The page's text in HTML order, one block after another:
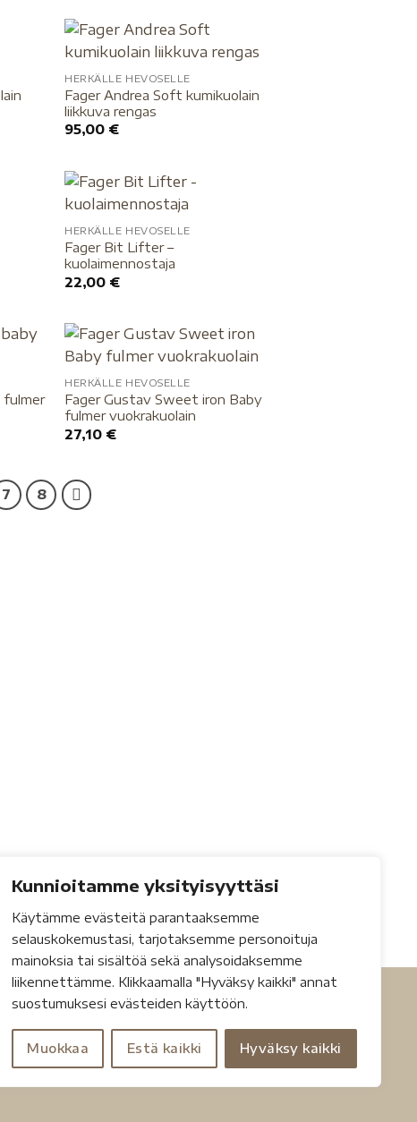
Kunnioitamme yksityisyyttäsi
Käytämme evästeitä parantaaksemme
selauskokemustasi, tarjotaksemme personoituja
mainoksia tai sisältöä sekä analysoidaksemme
liikennettämme. Klikkaamalla "Hyväksy kaikki" annat
suostumuksesi evästeiden käyttöön.
Muokkaa Estä kaikki Hyväksy kaikki
HERKÄLLE HEVOSELLE
Fager Andrea Soft kumikuolain
liikkuva rengas
95,00 €
HERKÄLLE HEVOSELLE
Fager Bit Lifter –
kuolaimennostaja
22,00 €
fulmer
HERKÄLLE HEVOSELLE
Fager Gustav Sweet iron Baby
fulmer vuokrakuolain
27,10 €
7 8